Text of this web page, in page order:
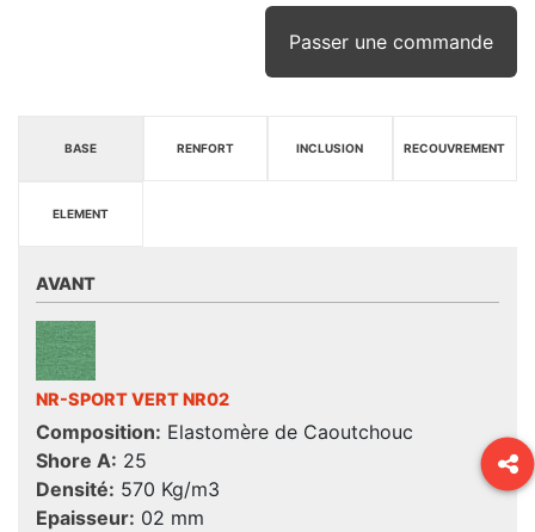
Passer une commande
BASE RENFORT INCLUSION RECOUVREMENT
ELEMENT
AVANT
NR-SPORT VERT NR02
Composition: Elastomère de Caoutchouc
Shore A: 25
Densité: 570 Kg/m3
Epaisseur: 02 mm